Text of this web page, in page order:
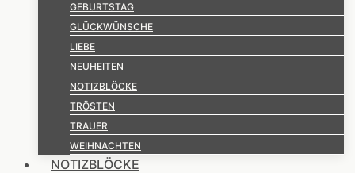
GEBURTSTAG
GLÜCKWÜNSCHE
LIEBE
NEUHEITEN
NOTIZBLÖCKE
TRÖSTEN
TRAUER
WEIHNACHTEN
NOTIZBLÖCKE